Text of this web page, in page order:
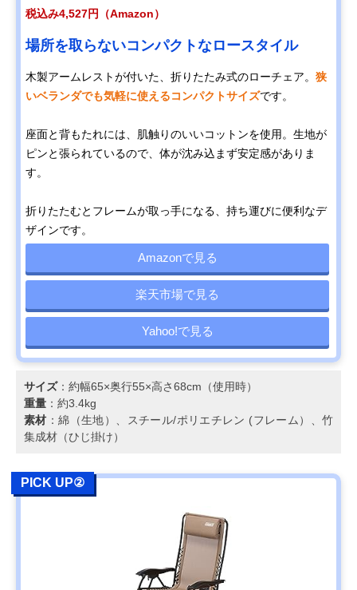
税込み4,527円（Amazon）
場所を取らないコンパクトなロースタイル
木製アームレストが付いた、折りたたみ式のローチェア。 狭
いベランダでも気軽に使えるコンパクトサイズです。
座面と背もたれには、肌触りのいいコットンを使用。生地が
ピンと張られているので、体が沈み込まず安定感がありま
す。
折りたたむとフレームが取っ手になる、持ち運びに便利なデ
ザインです。
Amazonで見る
楽天市場で見る
Yahoo!で見る
サイズ：約幅65×奥行55×高さ68cm（使用時）
重量 ：約3.4kg
素材 ：綿（生地）、スチール/ポリエチレン (フレーム）、竹
集成材（ひじ掛け）
PICK UP②